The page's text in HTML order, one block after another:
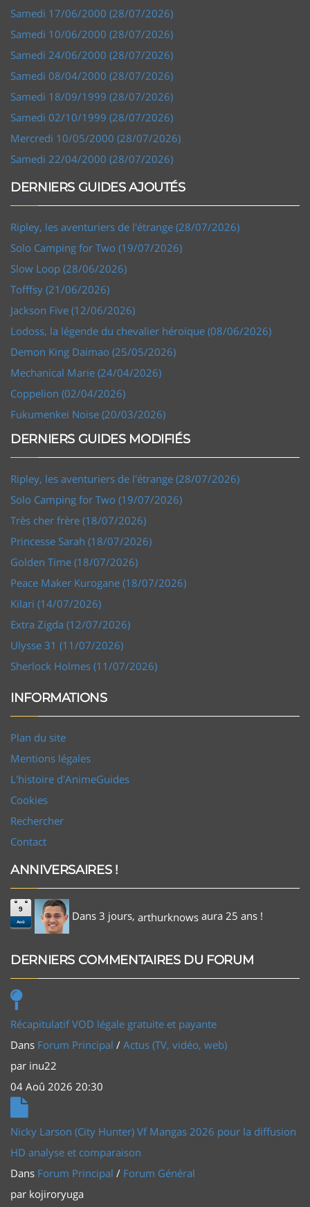
Samedi 17/06/2000 (28/07/2026)
Samedi 10/06/2000 (28/07/2026)
Samedi 24/06/2000 (28/07/2026)
Samedi 08/04/2000 (28/07/2026)
Samedi 18/09/1999 (28/07/2026)
Samedi 02/10/1999 (28/07/2026)
Mercredi 10/05/2000 (28/07/2026)
Samedi 22/04/2000 (28/07/2026)
DERNIERS GUIDES AJOUTÉS
Ripley, les aventuriers de l'étrange (28/07/2026)
Solo Camping for Two (19/07/2026)
Slow Loop (28/06/2026)
Tofffsy (21/06/2026)
Jackson Five (12/06/2026)
Lodoss, la légende du chevalier héroïque (08/06/2026)
Demon King Daimao (25/05/2026)
Mechanical Marie (24/04/2026)
Coppelion (02/04/2026)
Fukumenkei Noise (20/03/2026)
DERNIERS GUIDES MODIFIÉS
Ripley, les aventuriers de l'étrange (28/07/2026)
Solo Camping for Two (19/07/2026)
Très cher frère (18/07/2026)
Princesse Sarah (18/07/2026)
Golden Time (18/07/2026)
Peace Maker Kurogane (18/07/2026)
Kilari (14/07/2026)
Extra Zigda (12/07/2026)
Ulysse 31 (11/07/2026)
Sherlock Holmes (11/07/2026)
INFORMATIONS
Plan du site
Mentions légales
L'histoire d'AnimeGuides
Cookies
Rechercher
Contact
ANNIVERSAIRES !
9
Aoû Dans 3 jours, arthurknows aura 25 ans !
DERNIERS COMMENTAIRES DU FORUM
Récapitulatif VOD légale gratuite et payante
Dans Forum Principal / Actus (TV, vidéo, web)
par inu22
04 Aoû 2026 20:30
Nicky Larson (City Hunter) Vf Mangas 2026 pour la diffusion
HD analyse et comparaison
Dans Forum Principal / Forum Général
par kojiroryuga